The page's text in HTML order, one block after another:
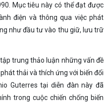
Mục tiêu này có thể đạt được
điện và thông qua việc phát
như đầu tư vào thu giữ, lưu trữ
trung thảo luận những vấn đề
thải và thích ứng với biến đổi
Guterres tại diễn đàn này đã
trong cuộc chiến chống biến